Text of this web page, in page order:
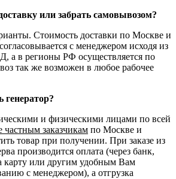
или забрать самовывозом?
Стоимость доставки по Москве и
с менеджером исходя из
а в регионы РФ осуществляется по
так же возможен в любое рабочее
генератор?
и физическими лицами по всей
частным заказчикам по Москве и
товар при получении. При заказе из
производится оплата (через банк,
карту или другим удобным Вам
с менеджером), а отгрузка